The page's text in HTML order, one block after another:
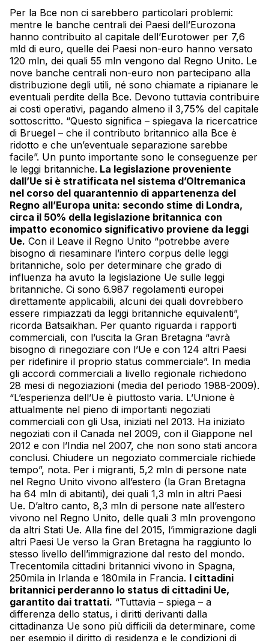
Per la Bce non ci sarebbero particolari problemi:
mentre le banche centrali dei Paesi dell’Eurozona
hanno contribuito al capitale dell’Eurotower per 7,6
mld di euro, quelle dei Paesi non-euro hanno versato
120 mln, dei quali 55 mln vengono dal Regno Unito. Le
nove banche centrali non-euro non partecipano alla
distribuzione degli utili, né sono chiamate a ripianare le
eventuali perdite della Bce. Devono tuttavia contribuire
ai costi operativi, pagando almeno il 3,75% del capitale
sottoscritto. “Questo significa – spiegava la ricercatrice
di Bruegel – che il contributo britannico alla Bce è
ridotto e che un’eventuale separazione sarebbe
facile”. Un punto importante sono le conseguenze per
le leggi britanniche. La legislazione proveniente
dall’Ue si è stratificata nel sistema d’Oltremanica
nel corso del quarantennio di appartenenza del
Regno all’Europa unita: secondo stime di Londra,
circa il 50% della legislazione britannica con
impatto economico significativo proviene da leggi
Ue. Con il Leave il Regno Unito “potrebbe avere
bisogno di riesaminare l’intero corpus delle leggi
britanniche, solo per determinare che grado di
influenza ha avuto la legislazione Ue sulle leggi
britanniche. Ci sono 6.987 regolamenti europei
direttamente applicabili, alcuni dei quali dovrebbero
essere rimpiazzati da leggi britanniche equivalenti”,
ricorda Batsaikhan. Per quanto riguarda i rapporti
commerciali, con l’uscita la Gran Bretagna “avrà
bisogno di rinegoziare con l’Ue e con 124 altri Paesi
per ridefinire il proprio status commerciale”. In media
gli accordi commerciali a livello regionale richiedono
28 mesi di negoziazioni (media del periodo 1988-2009).
“L’esperienza dell’Ue è piuttosto varia. L’Unione è
attualmente nel pieno di importanti negoziati
commerciali con gli Usa, iniziati nel 2013. Ha iniziato
negoziati con il Canada nel 2009, con il Giappone nel
2012 e con l’India nel 2007, che non sono stati ancora
conclusi. Chiudere un negoziato commerciale richiede
tempo”, nota. Per i migranti, 5,2 mln di persone nate
nel Regno Unito vivono all’estero (la Gran Bretagna
ha 64 mln di abitanti), dei quali 1,3 mln in altri Paesi
Ue. D’altro canto, 8,3 mln di persone nate all’estero
vivono nel Regno Unito, delle quali 3 mln provengono
da altri Stati Ue. Alla fine del 2015, l’immigrazione dagli
altri Paesi Ue verso la Gran Bretagna ha raggiunto lo
stesso livello dell’immigrazione dal resto del mondo.
Trecentomila cittadini britannici vivono in Spagna,
250mila in Irlanda e 180mila in Francia. I cittadini
britannici perderanno lo status di cittadini Ue,
garantito dai trattati. “Tuttavia – spiega – a
differenza dello status, i diritti derivanti dalla
cittadinanza Ue sono più difficili da determinare, come
per esempio il diritto di residenza e le condizioni di